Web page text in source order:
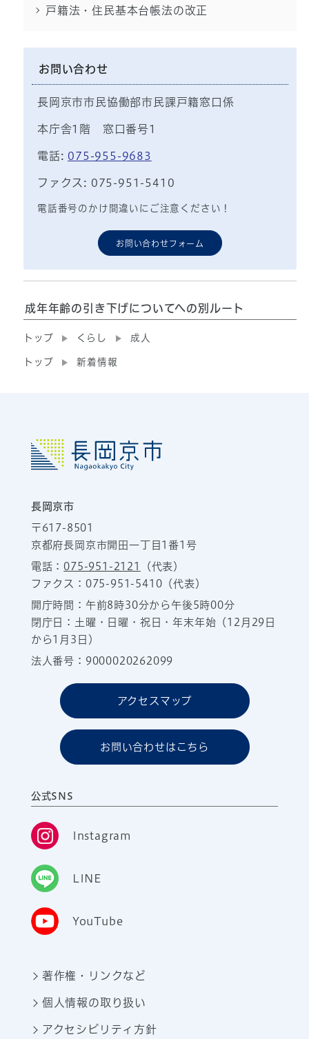
戸籍法・住民基本台帳法の改正
お問い合わせ
長岡京市市民協働部市民課戸籍窓口係
本庁舎1階 窓口番号1
電話: 075-955-9683
ファクス: 075-951-5410
電話番号のかけ間違いにご注意ください！
お問い合わせフォーム
成年年齢の引き下げについてへの別ルート
トップ くらし 成人
トップ 新着情報
長岡京市
〒617-8501
京都府長岡京市開田一丁目1番1号
電話：075-951-2121
（代表）
ファクス：075-951-5410（代表）
開庁時間：午前8時30分から午後5時00分
閉庁日：土曜・日曜・祝日・年末年始（12月29日
から1月3日）
法人番号：9000020262099
アクセスマップ
お問い合わせはこちら
公式SNS
Instagram
LINE
YouTube
著作権・リンクなど
個人情報の取り扱い
アクセシビリティ方針